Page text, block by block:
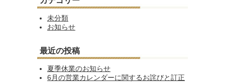
未分類
お知らせ
最近の投稿
夏季休業のお知らせ
6月の営業カレンダーに関するお詫びと訂正